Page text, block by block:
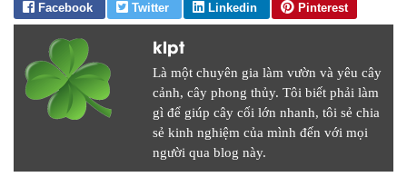
Facebook Twitter Linkedin Pinterest
klpt
Là một chuyên gia làm vườn và yêu cây
cảnh, cây phong thủy. Tôi biết phải làm
gì để giúp cây cối lớn nhanh, tôi sẻ chia
sẻ kinh nghiệm của mình đến với mọi
người qua blog này.